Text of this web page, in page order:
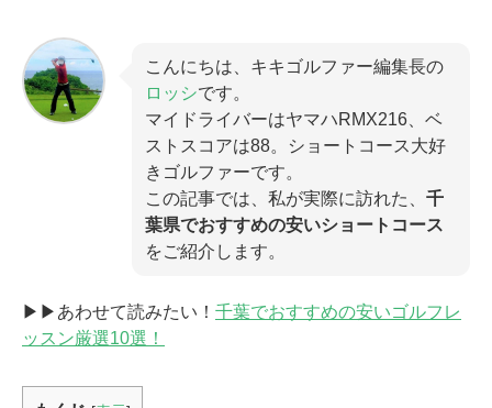
こんにちは、キキゴルファー編集長の
ロッシです。
マイドライバーはヤマハRMX216、ベ
ストスコアは88。ショートコース大好
きゴルファーです。
この記事では、私が実際に訪れた、 千
葉県でおすすめの安いショートコース
をご紹介します。
▶▶あわせて読みたい！ 千葉でおすすめの安いゴルフレ
ッスン厳選10選！